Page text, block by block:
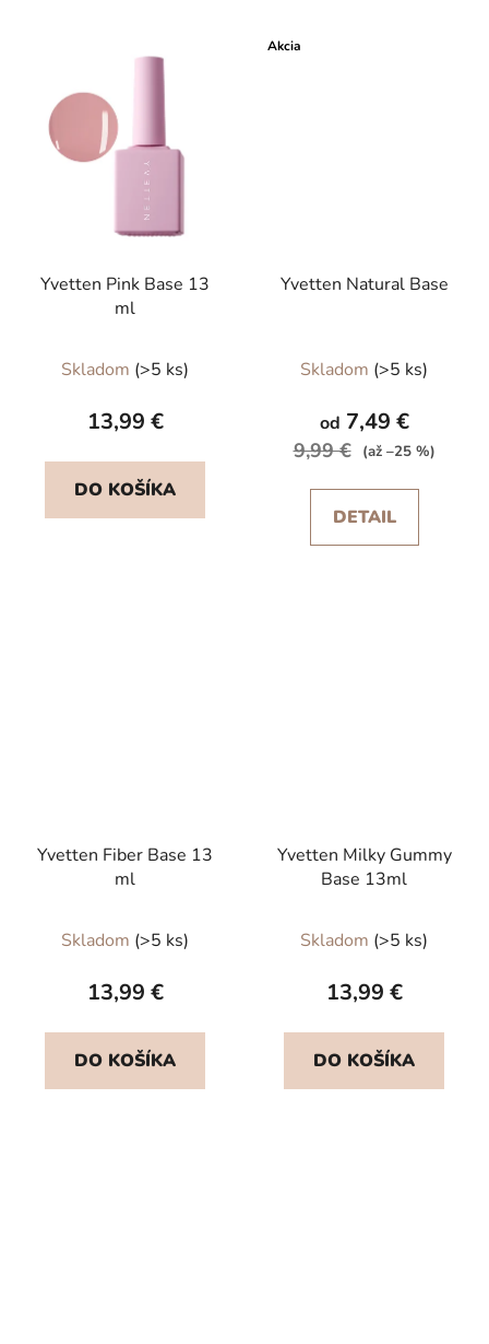
Yvetten Pink Base 13
ml
Skladom (>5 ks)
13,99 €
DO KOŠÍKA
Akcia
Yvetten Natural Base
Skladom (>5 ks)
od 7,49 €
9,99 € (až –25 %)
DETAIL
Yvetten Fiber Base 13
ml
hodnotenie
produktu
5,0
z
Skladom (>5 ks)
13,99 €
DO KOŠÍKA
Yvetten Milky Gummy
Base 13ml
Skladom (>5 ks)
13,99 €
DO KOŠÍKA